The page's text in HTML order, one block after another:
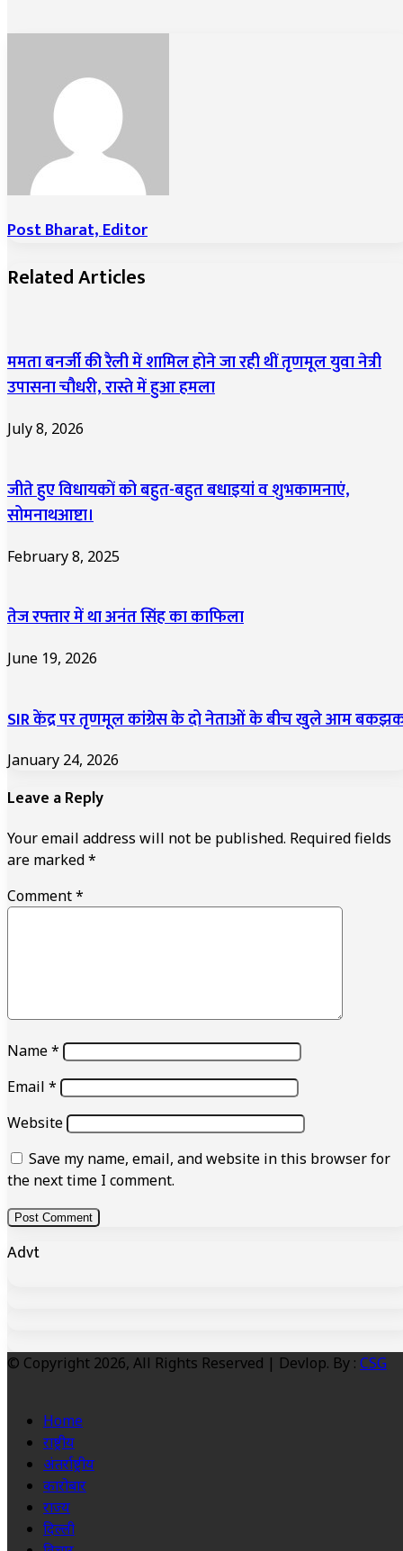
Post Bharat, Editor
Related Articles
ममता बनर्जी की रैली में शामिल होने जा रही थीं तृणमूल युवा नेत्री
उपासना चौधरी, रास्ते में हुआ हमला
July 8, 2026
जीते हुए विधायकों को बहुत-बहुत बधाइयां व शुभकामनाएं,
सोमनाथआष्टा।
February 8, 2025
तेज रफ्तार में था अनंत सिंह का काफिला
June 19, 2026
SIR केंद्र पर तृणमूल कांग्रेस के दो नेताओं के बीच खुले आम
January 24, 2026
Leave a Reply
Your email address will not be published. Required fields
are marked*
Comment*
Name*
Email *
Website
Save my name, email, and website in this browser for
the next time I comment.
Advt
© Copyright 2026, All Rights Reserved | Devlop. By : CSG
Home
राष्ट्रीय
अंतर्राष्ट्रीय
कारोबार
राज्य
दिल्ली